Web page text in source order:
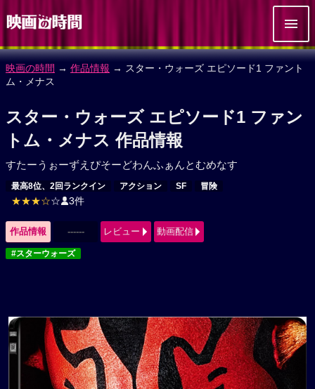
映画の時間 → 作品情報 → スター・ウォーズ エピソード1 ファント
ム・メナス
スター・ウォーズ エピソード1 ファン
トム・メナス 作品情報
すたーうぉーずえぴそーどわんふぁんとむめなす
最高8位、2回ランクイン アクション SF 冒険
★★★☆☆ 3件
作品情報 ------ レビュー 動画配信
#スターウォーズ